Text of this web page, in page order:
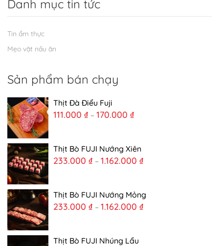
Danh mục tin tức
Tin ẩm thực
Mẹo vặt nấu ăn
Sản phẩm bán chạy
Thịt Đà Điểu Fuji
111.000 ₫ – 170.000 ₫
Thịt Bò FUJI Nướng Xiên
233.000 ₫ – 1.162.000 ₫
Thịt Bò FUJI Nướng Mỏng
233.000 ₫ – 1.162.000 ₫
Thịt Bò FUJI Nhúng Lẩu